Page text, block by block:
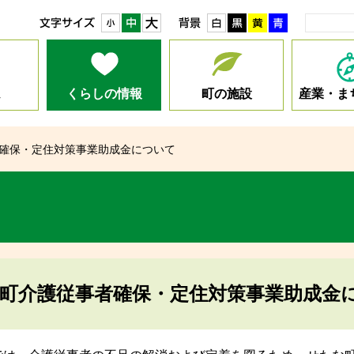
小 中 白 黒 黄
くらしの情報 町の施設 産業・ま
保・定住対策事業助成金について
介護従事者確保・定住対策事業助成金